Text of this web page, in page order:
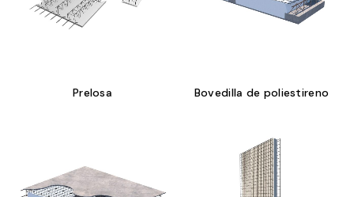
Prelosa Bovedilla de poliestireno